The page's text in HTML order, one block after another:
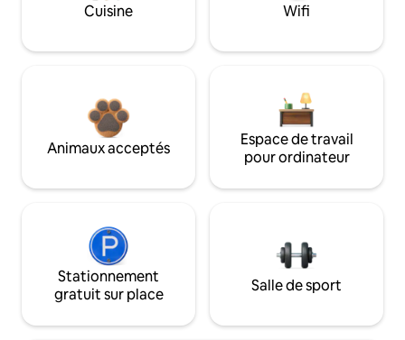
Cuisine Wifi
Animaux acceptés
Espace de travail
pour ordinateur
Stationnement
gratuit sur place
Salle de sport